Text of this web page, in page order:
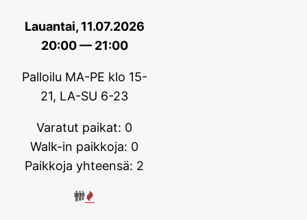
Lauantai, 11.07.2026
20:00 — 21:00
Palloilu MA-PE klo 15-
21, LA-SU 6-23
Varatut paikat: 0
Walk-in paikkoja: 0
Paikkoja yhteensä: 2